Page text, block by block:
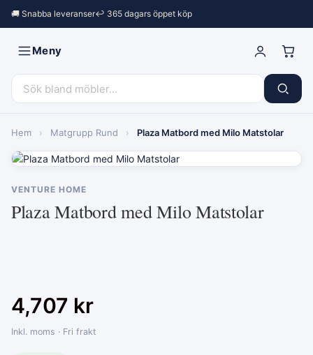
🚚 Snabba leveranser↩︎ 365 dagars öppet köp
Meny
Hem › Matgrupp Rund › Plaza Matbord med Milo Matstolar
VENTURE HOME
Plaza Matbord med Milo Matstolar
4,707 kr
Inkl. moms · Fri frakt